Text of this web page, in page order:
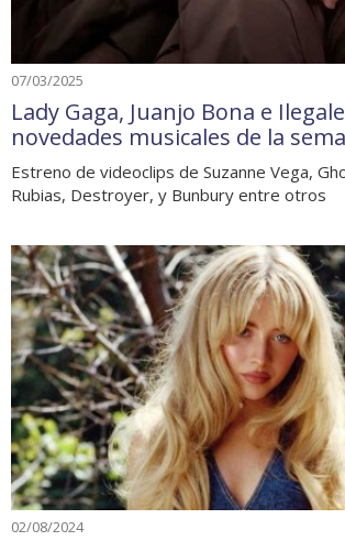
07/03/2025
Lady Gaga, Juanjo Bona e
novedades musicales de la
Estreno de videoclips de Suzanne Vega,
Rubias, Destroyer, y Bunbury entre otros
02/08/2024